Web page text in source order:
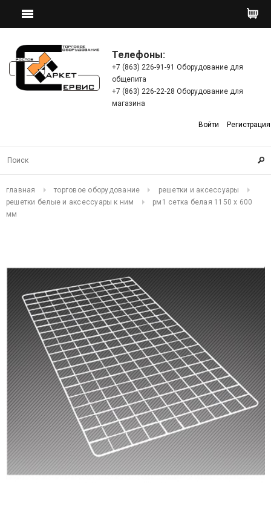
Телефоны:
+7 (863) 226-91-91 Оборудование для
общепита
+7 (863) 226-22-28 Оборудование для
магазина
Войти Регистрация
главная торговое оборудование
решетки и аксессуары
решетки белые и аксессуары к ним
рм1 сетка белая 1150 х 600
мм